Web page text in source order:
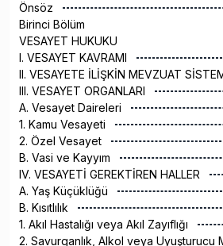
Önsöz
Birinci Bölüm
VESAYET HUKUKU
I. VESAYET KAVRAMI
II. VESAYETE İLİŞKİN MEVZUAT
III. VESAYET ORGANLARI
A. Vesayet Daireleri
1. Kamu Vesayeti
2. Özel Vesayet
B. Vasi ve Kayyım
IV. VESAYETİ GEREKTİREN HALLER
A. Yaş Küçüklüğü
B. Kısıtlılık
1. Akıl Hastalığı veya Akıl Zayıflığı
2. Savurganlık, Alkol veya Uyuşturucu